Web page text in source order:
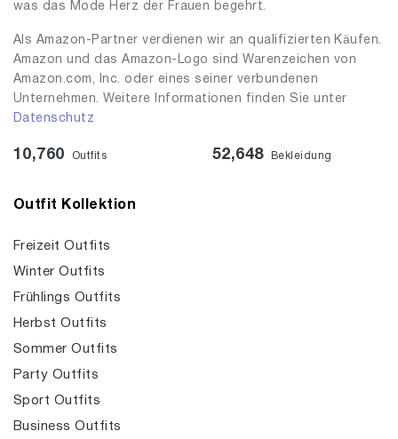
was das Mode Herz der Frauen begehrt.
Als Amazon-Partner verdienen wir an qualifizierten Käufen.
Amazon und das Amazon-Logo sind Warenzeichen von
Amazon.com, Inc. oder eines seiner verbundenen
Unternehmen. Weitere Informationen finden Sie unter
Datenschutz
10,760 Outfits 52,648 Bekleidung
Outfit Kollektion
Freizeit Outfits
Winter Outfits
Frühlings Outfits
Herbst Outfits
Sommer Outfits
Party Outfits
Sport Outfits
Business Outfits